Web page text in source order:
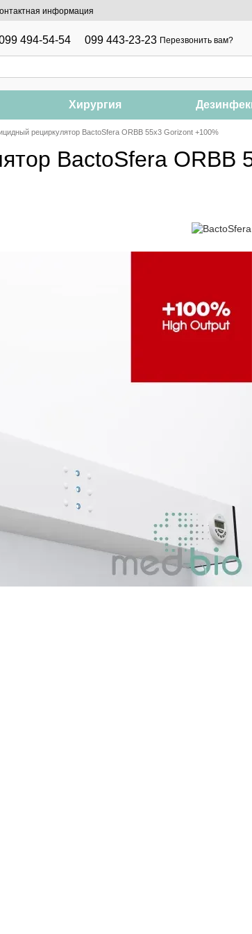
информация
494-54-54 099 443-23-23 Перезвонить вам?
Хирургия
рециркулятор BactoSfera ORBB 55x3 Gorizont +100%
BactoSfera ORBB